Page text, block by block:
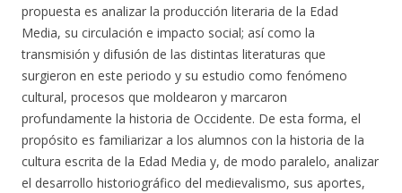
propuesta es analizar la producción literaria de la Edad
Media, su circulación e impacto social; así como la
transmisión y difusión de las distintas literaturas que
surgieron en este periodo y su estudio como fenómeno
cultural, procesos que moldearon y marcaron
profundamente la historia de Occidente. De esta forma, el
propósito es familiarizar a los alumnos con la historia de la
cultura escrita de la Edad Media y, de modo paralelo, analizar
el desarrollo historiográfico del medievalismo, sus aportes,